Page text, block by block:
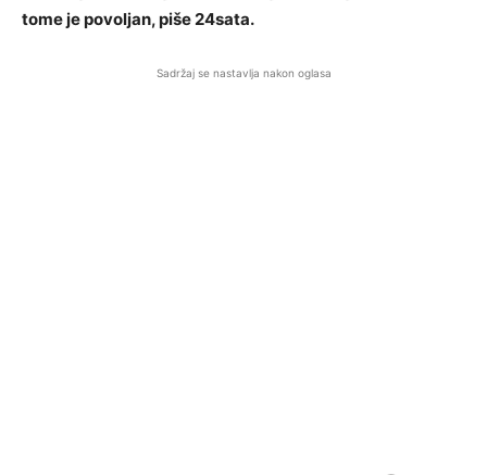
tome je povoljan, piše 24sata.
Sadržaj se nastavlja nakon oglasa